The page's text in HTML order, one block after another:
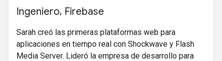
Ingeniero, Firebase
Sarah creó las primeras plataformas web para
aplicaciones en tiempo real con Shockwave y Flash
Media Server. Lideró la empresa de desarrollo para